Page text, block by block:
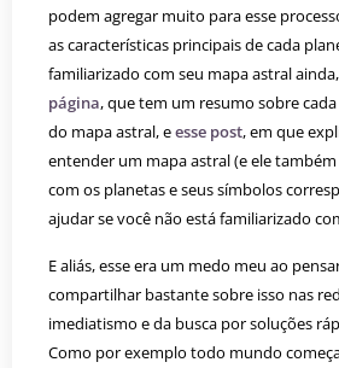
podem agregar muito para esse
as características principais de cada
familiarizado com seu mapa astral
página, que tem um resumo sobre
do mapa astral, eesse post, em que
entender um mapa astral (e ele
com os planetas e seus símbolos
ajudar se você não está familiarizado
E aliás, esse era um medo meu ao
compartilhar bastante sobre isso nas
imediatismo e da busca por soluções
Como por exemplo todo mundo